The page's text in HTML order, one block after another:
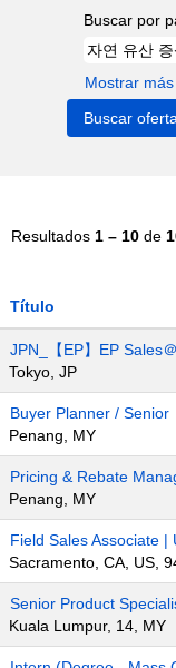
Buscar por
Mostrar
Resultados 1 – 10 de
Título
JPN_【EP】EP Sales
Tokyo, JP
Buyer Planner / Senior
Penang, MY
Pricing & Rebate
Penang, MY
Field Sales Associate
Sacramento, CA, US,
Senior Product
Kuala Lumpur, 14, MY